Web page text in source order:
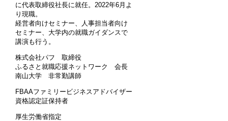
に代表取締役社長に就任。2022年6月よ
り現職。
経営者向けセミナー、人事担当者向け
セミナー、大学内の就職ガイダンスで
講演も行う。
株式会社パフ 取締役
ふるさと就職応援ネットワーク 会長
南山大学 非常勤講師
FBAAファミリービジネスアドバイザー
資格認定証保持者
厚生労働省指定